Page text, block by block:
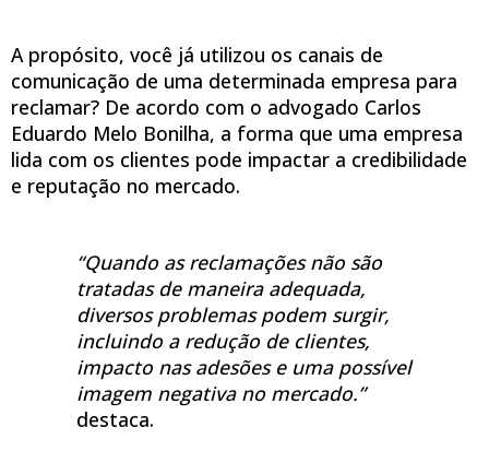
A propósito, você já utilizou os canais de
comunicação de uma determinada empresa para
reclamar? De acordo com o advogado Carlos
Eduardo Melo Bonilha, a forma que uma empresa
lida com os clientes pode impactar a credibilidade
e reputação no mercado.
“Quando as reclamações não são
tratadas de maneira adequada,
diversos problemas podem surgir,
incluindo a redução de clientes,
impacto nas adesões e uma possível
imagem negativa no mercado.”
destaca.